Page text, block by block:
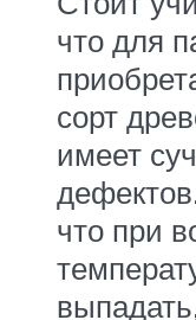
что для
сорт
имеет
что при